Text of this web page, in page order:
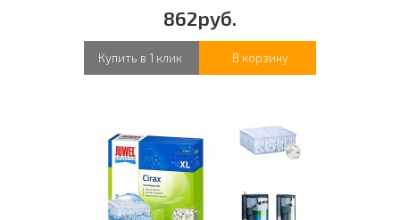
862руб.
Купить в 1 клик В корзину